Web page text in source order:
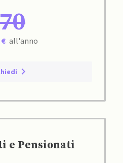
all'anno
e Pensionati